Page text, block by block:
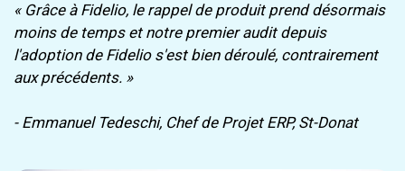
« Grâce à Fidelio, le rappel de produit prend désormais
moins de temps et notre premier audit depuis
l'adoption de Fidelio s'est bien déroulé, contrairement
aux précédents. »
- Emmanuel Tedeschi, Chef de Projet ERP, St-Donat